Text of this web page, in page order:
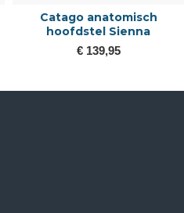
Catago anatomisch
hoofdstel Sienna
€ 139,95